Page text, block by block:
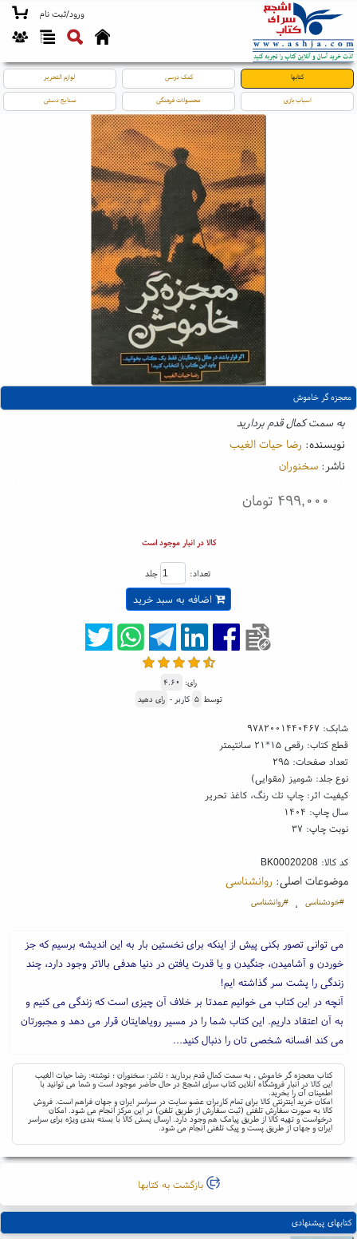
ورود/ثبت نام
کتابها کمک درسی لوازم التحریر
اسباب بازی محصولات فرهنگی صنایع دستی
معجزه گر خاموش
به سمت کمال قدم بردارید
نویسنده: رضا حیات الغیب
ناشر: سخنوران
۴۹۹,۰۰۰ تومان
کالا در انبار موجود است
تعداد: جلد
اضافه به سبد خرید
رای: ۴.۶۰
توسط ۵ کاربر - رای دهید
شابک: ۹۷۸۲۰۰۱۴۴۰۴۶۷
قطع کتاب: رقعی ۱۵*۲۱ سانتیمتر
تعداد صفحات: ۲۹۵
نوع جلد: شومیز (مقوایی)
کیفیت اثر: چاپ تك رنگ، کاغذ تحریر
سال چاپ: ۱۴۰۴
نوبت چاپ: ۳۷
کد کالا:BK00020208
موضوعات اصلی: روانشناسی
#خودشناسی ، #روانشناسی
می توانی تصور بکنی پیش از اینکه برای نخستین بار به این اندیشه برسیم که جز
خوردن و آشامیدن، جنگیدن و یا قدرت یافتن در دنیا هدفی بالاتر وجود دارد، چند
زندگی را پشت سر گذاشته ایم!
آنچه در این کتاب می خوانیم عمدتا بر خلاف آن چیزی است که زندگی می کنیم و
به آن اعتقاد داریم. این کتاب شما را در مسیر رویاهایتان قرار می دهد و مجبورتان
می کند افسانه شخصی تان را دنبال کنید...
کتاب معجزه گر خاموش ، به سمت کمال قدم بردارید ؛ ناشر: سخنوران ؛ نوشته: رضا حیات الغیب
این کالا در انبار فروشگاه آنلاین کتاب سرای اشجع در حال حاضر موجود است و شما می توانید با
اطمینان آن را بخرید.
امکان خرید اینترنتی کالا برای تمام کاربران عضو سایت در سراسر ایران و جهان فراهم است. فروش
کالا به صورت سفارش تلفنی (ثبت سفارش از طریق تلفن) در این مرکز انجام می شود. امکان
درخواست و تهیه کالا از طریق پیامک هم وجود دارد. ارسال پستی کالا با بسته بندی ویژه برای سراسر
ایران و جهان از طریق پست و پیک تلفنی انجام می شود.
بازگشت به کتابها
کتابهای پیشنهادی